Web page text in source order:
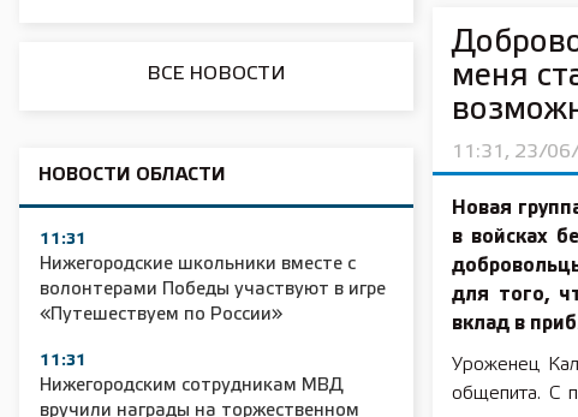
ВСЕ НОВОСТИ
НОВОСТИ ОБЛАСТИ
11:31
Нижегородские школьники вместе с
волонтерами Победы участвуют в игре
«Путешествуем по России»
11:31
Нижегородским сотрудникам МВД
вручили награды на торжественном
меня
11:31, 23/
Новая
в войсках
для того,
вклад в
Уроженец
общепита. С